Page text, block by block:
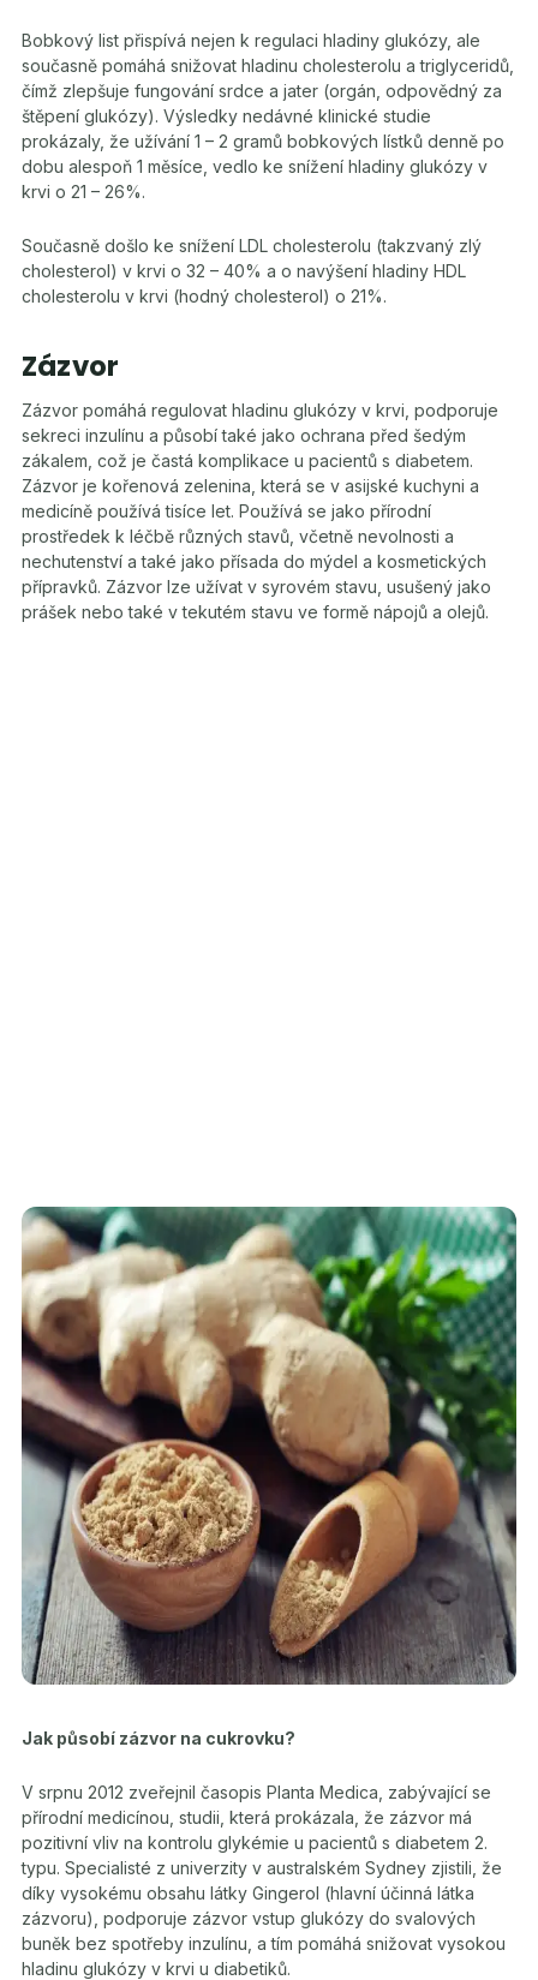
Bobkový list přispívá nejen k regulaci hladiny glukózy, ale
současně pomáhá snižovat hladinu cholesterolu a triglyceridů,
čímž zlepšuje fungování srdce a jater (orgán, odpovědný za
štěpení glukózy). Výsledky nedávné klinické studie
prokázaly, že užívání 1 – 2 gramů bobkových lístků denně po
dobu alespoň 1 měsíce, vedlo ke snížení hladiny glukózy v
krvi o 21 – 26%.
Současně došlo ke snížení LDL cholesterolu (takzvaný zlý
cholesterol) v krvi o 32 – 40% a o navýšení hladiny HDL
cholesterolu v krvi (hodný cholesterol) o 21%.
Zázvor
Zázvor pomáhá regulovat hladinu glukózy v krvi, podporuje
sekreci inzulínu a působí také jako ochrana před šedým
zákalem, což je častá komplikace u pacientů s diabetem.
Zázvor je kořenová zelenina, která se v asijské kuchyni a
medicíně používá tisíce let. Používá se jako přírodní
prostředek k léčbě různých stavů, včetně nevolnosti a
nechutenství a také jako přísada do mýdel a kosmetických
přípravků. Zázvor lze užívat v syrovém stavu, usušený jako
prášek nebo také v tekutém stavu ve formě nápojů a olejů.
Jak působí zázvor na cukrovku?
V srpnu 2012 zveřejnil časopis Planta Medica, zabývající se
přírodní medicínou, studii, která prokázala, že zázvor má
pozitivní vliv na kontrolu glykémie u pacientů s diabetem 2.
typu. Specialisté z univerzity v australském Sydney zjistili, že
díky vysokému obsahu látky Gingerol (hlavní účinná látka
zázvoru), podporuje zázvor vstup glukózy do svalových
buněk bez spotřeby inzulínu, a tím pomáhá snižovat vysokou
hladinu glukózy v krvi u diabetiků.